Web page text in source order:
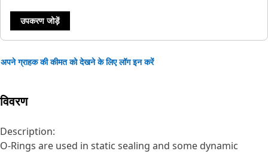
उपकरण जोड़ें
अपने ग्राहक की कीमत को देखने के लिए लॉग इन करें
विवरण
Description:
O-Rings are used in static sealing and some dynamic